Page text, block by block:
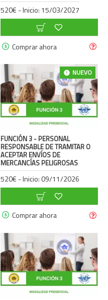
520€ - Inicio: 15/03/2027
Comprar ahora
NUEVO
FUNCIÓN 3 - PERSONAL
RESPONSABLE DE TRAMITAR O
ACEPTAR ENVÍOS DE
MERCANCÍAS PELIGROSAS
520€ - Inicio: 09/11/2026
Comprar ahora